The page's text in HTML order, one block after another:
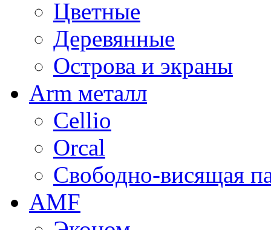
Цветные
Деревянные
Острова и экраны
Arm металл
Cellio
Orcal
Свободно-висящая
AMF